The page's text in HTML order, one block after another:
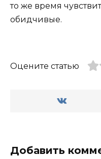
то же время
обидчивые.
Оцените статью
Добавить